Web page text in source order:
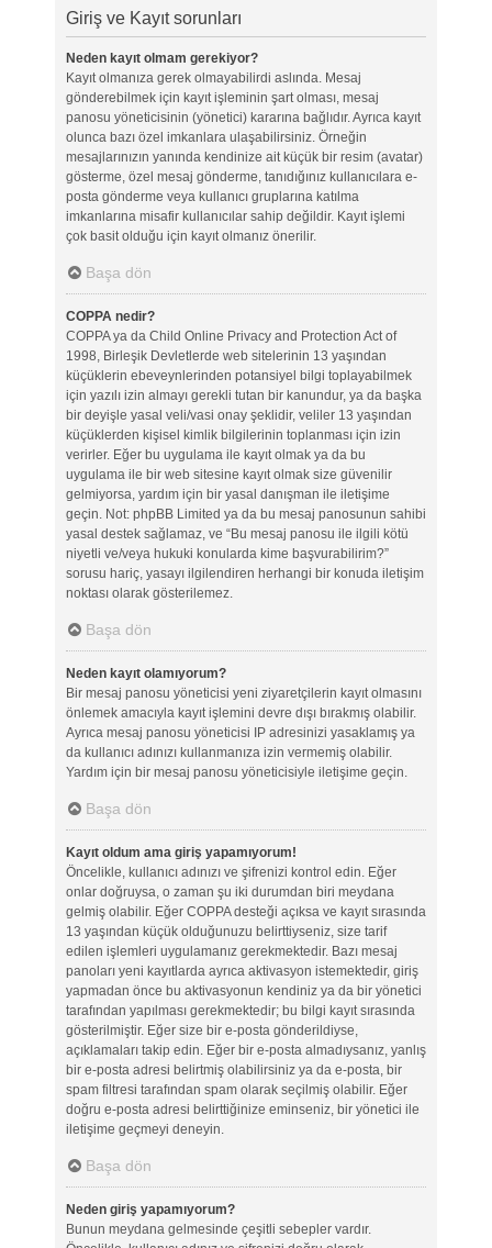
Giriş ve Kayıt sorunları
Neden kayıt olmam gerekiyor?
Kayıt olmanıza gerek olmayabilirdi aslında. Mesaj
gönderebilmek için kayıt işleminin şart olması, mesaj
panosu yöneticisinin (yönetici) kararına bağlıdır. Ayrıca kayıt
olunca bazı özel imkanlara ulaşabilirsiniz. Örneğin
mesajlarınızın yanında kendinize ait küçük bir resim (avatar)
gösterme, özel mesaj gönderme, tanıdığınız kullanıcılara e-
posta gönderme veya kullanıcı gruplarına katılma
imkanlarına misafir kullanıcılar sahip değildir. Kayıt işlemi
çok basit olduğu için kayıt olmanız önerilir.
Başa dön
COPPA nedir?
COPPA ya da Child Online Privacy and Protection Act of
1998, Birleşik Devletlerde web sitelerinin 13 yaşından
küçüklerin ebeveynlerinden potansiyel bilgi toplayabilmek
için yazılı izin almayı gerekli tutan bir kanundur, ya da başka
bir deyişle yasal veli/vasi onay şeklidir, veliler 13 yaşından
küçüklerden kişisel kimlik bilgilerinin toplanması için izin
verirler. Eğer bu uygulama ile kayıt olmak ya da bu
uygulama ile bir web sitesine kayıt olmak size güvenilir
gelmiyorsa, yardım için bir yasal danışman ile iletişime
geçin. Not: phpBB Limited ya da bu mesaj panosunun sahibi
yasal destek sağlamaz, ve “Bu mesaj panosu ile ilgili kötü
niyetli ve/veya hukuki konularda kime başvurabilirim?”
sorusu hariç, yasayı ilgilendiren herhangi bir konuda iletişim
noktası olarak gösterilemez.
Başa dön
Neden kayıt olamıyorum?
Bir mesaj panosu yöneticisi yeni ziyaretçilerin kayıt olmasını
önlemek amacıyla kayıt işlemini devre dışı bırakmış olabilir.
Ayrıca mesaj panosu yöneticisi IP adresinizi yasaklamış ya
da kullanıcı adınızı kullanmanıza izin vermemiş olabilir.
Yardım için bir mesaj panosu yöneticisiyle iletişime geçin.
Başa dön
Kayıt oldum ama giriş yapamıyorum!
Öncelikle, kullanıcı adınızı ve şifrenizi kontrol edin. Eğer
onlar doğruysa, o zaman şu iki durumdan biri meydana
gelmiş olabilir. Eğer COPPA desteği açıksa ve kayıt sırasında
13 yaşından küçük olduğunuzu belirttiyseniz, size tarif
edilen işlemleri uygulamanız gerekmektedir. Bazı mesaj
panoları yeni kayıtlarda ayrıca aktivasyon istemektedir, giriş
yapmadan önce bu aktivasyonun kendiniz ya da bir yönetici
tarafından yapılması gerekmektedir; bu bilgi kayıt sırasında
gösterilmiştir. Eğer size bir e-posta gönderildiyse,
açıklamaları takip edin. Eğer bir e-posta almadıysanız, yanlış
bir e-posta adresi belirtmiş olabilirsiniz ya da e-posta, bir
spam filtresi tarafından spam olarak seçilmiş olabilir. Eğer
doğru e-posta adresi belirttiğinize eminseniz, bir yönetici ile
iletişime geçmeyi deneyin.
Başa dön
Neden giriş yapamıyorum?
Bunun meydana gelmesinde çeşitli sebepler vardır.